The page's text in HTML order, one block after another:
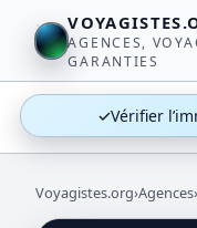
AGENCES,
GARANTIES
✓Vérifier
Voyagistes.org›Agences›